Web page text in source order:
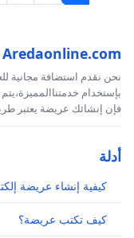
Aredaonline.com
نحن نقدم استضافة مجانية
بإستخدام
فإن إنشائك عريضة يعتبر
أدلة
كيفية إنشاء عريضة
كيف تكتب عريضة؟